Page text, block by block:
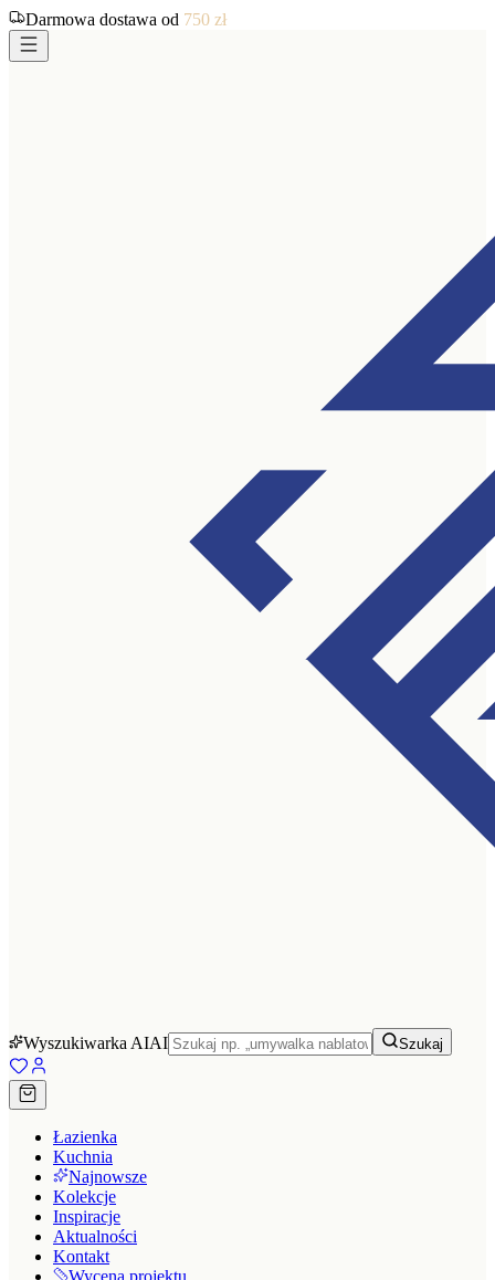
Darmowa dostawa od 750 zł
Wyszukiwarka AIAI Szukaj
Łazienka
Kuchnia
Najnowsze
Kolekcje
Inspiracje
Aktualności
Kontakt
Wycena projektu